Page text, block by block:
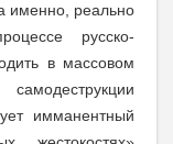
именно, реально
русско-
в массовом
имманентный